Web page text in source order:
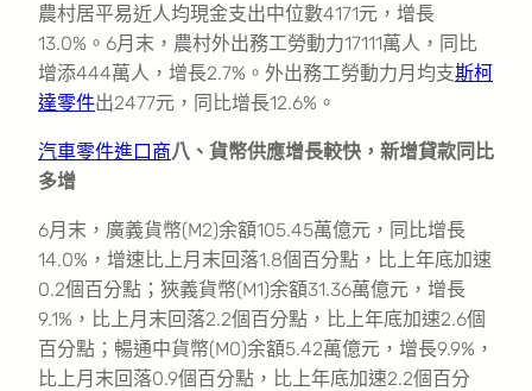
農村居平易近人均現金支出中位數4171元，增長
13.0%。6月末，農村外出務工勞動力17111萬人，同比
增添444萬人，增長2.7%。外出務工勞動力月均支斯柯
達零件出2477元，同比增長12.6%。
汽車零件進口商八、貨幣供應增長較快，新增貸款同比
多增
6月末，廣義貨幣(M2)余額105.45萬億元，同比增長
14.0%，增速比上月末回落1.8個百分點，比上年底加速
0.2個百分點；狹義貨幣(M1)余額31.36萬億元，增長
9.1%，比上月末回落2.2個百分點，比上年底加速2.6個
百分點；暢通中貨幣(M0)余額5.42萬億元，增長9.9%，
比上月末回落0.9個百分點，比上年底加速2.2個百分